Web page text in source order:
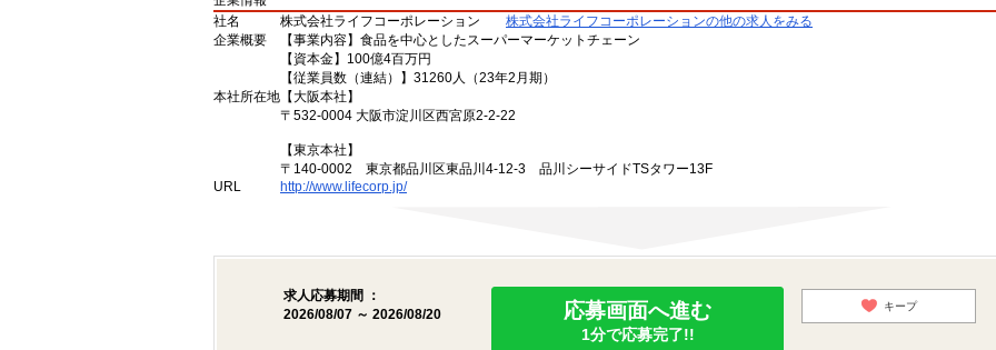
社名
株式会社ライフコーポレーション
株式会社ライフコーポレーションの他の求人をみる
企業概要
【事業内容】食品を中心としたスーパーマーケットチェーン
【資本金】100億4百万円
【従業員数（連結）】31260人（23年2月期）
本社所在地 【大阪本社】
〒532-0004 大阪市淀川区西宮原2-2-22
【東京本社】
〒140-0002 東京都品川区東品川4-12-3 品川シーサイドTSタワー13F
URL
http://www.lifecorp.jp/
求人応募期間 ：
2026/08/07 ～ 2026/08/20
応募画面へ進む
1分で応募完了!!
キープ